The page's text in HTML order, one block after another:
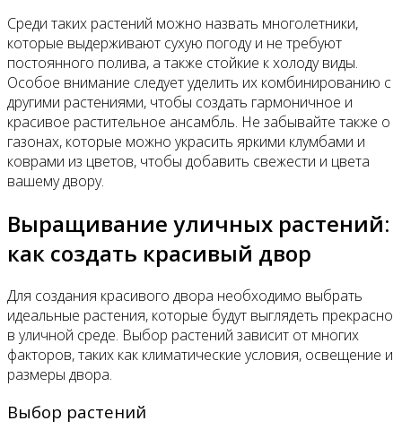
Среди таких растений можно назвать многолетники,
которые выдерживают сухую погоду и не требуют
постоянного полива, а также стойкие к холоду виды.
Особое внимание следует уделить их комбинированию с
другими растениями, чтобы создать гармоничное и
красивое растительное ансамбль. Не забывайте также о
газонах, которые можно украсить яркими клумбами и
коврами из цветов, чтобы добавить свежести и цвета
вашему двору.
Выращивание уличных растений:
как создать красивый двор
Для создания красивого двора необходимо выбрать
идеальные растения, которые будут выглядеть прекрасно
в уличной среде. Выбор растений зависит от многих
факторов, таких как климатические условия, освещение и
размеры двора.
Выбор растений